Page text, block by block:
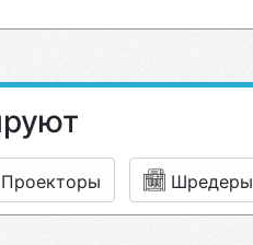
Проекторы Шредеры